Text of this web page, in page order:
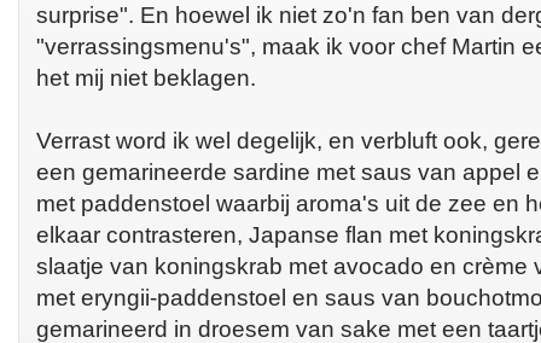
surprise". En hoewel ik niet zo'n fan ben van
"verrassingsmenu's", maak ik voor chef Martin
het mij niet beklagen.
Verrast word ik wel degelijk, en verbluft ook,
een gemarineerde sardine met saus van appel
met paddenstoel waarbij aroma's uit de zee en
elkaar contrasteren, Japanse flan met
slaatje van koningskrab met avocado en crème
met eryngii-paddenstoel en saus van
gemarineerd in droesem van sake met een